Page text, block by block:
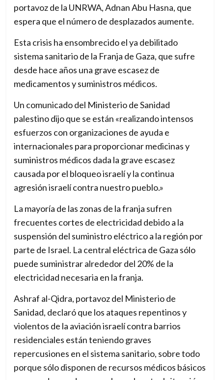
h
a
g
i
n
g
w
o
r
l
d
portavoz de la UNRWA, Adnan Abu Hasna, que
espera que el número de desplazados aumente.
Esta crisis ha ensombrecido el ya debilitado
sistema sanitario de la Franja de Gaza, que sufre
desde hace años una grave escasez de
medicamentos y suministros médicos.
Un comunicado del Ministerio de Sanidad
palestino dijo que se están «realizando intensos
esfuerzos con organizaciones de ayuda e
internacionales para proporcionar medicinas y
suministros médicos dada la grave escasez
causada por el bloqueo israelí y la continua
agresión israelí contra nuestro pueblo.»
La mayoría de las zonas de la franja sufren
frecuentes cortes de electricidad debido a la
suspensión del suministro eléctrico a la región por
parte de Israel. La central eléctrica de Gaza sólo
puede suministrar alrededor del 20% de la
electricidad necesaria en la franja.
Ashraf al-Qidra, portavoz del Ministerio de
Sanidad, declaró que los ataques repentinos y
violentos de la aviación israelí contra barrios
residenciales están teniendo graves
repercusiones en el sistema sanitario, sobre todo
porque sólo disponen de recursos médicos básicos